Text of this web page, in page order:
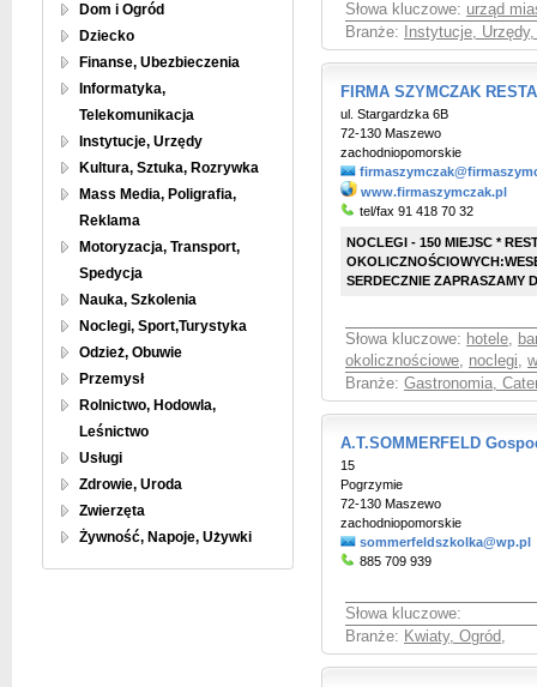
Dom i Ogród
Dziecko
Finanse, Ubezbieczenia
Informatyka,
Telekomunikacja
Instytucje, Urzędy
Kultura, Sztuka, Rozrywka
Mass Media, Poligrafia,
Reklama
Motoryzacja, Transport,
Spedycja
Nauka, Szkolenia
Noclegi, Sport,Turystyka
Odzież, Obuwie
Przemysł
Rolnictwo, Hodowla,
Leśnictwo
Usługi
Zdrowie, Uroda
Zwierzęta
Żywność, Napoje, Używki
Słowa kluczowe: urząd
Branże:
Instytucje,
FIRMA SZYMCZAK
ul. Stargardzka 6B
72-130 Maszewo
zachodniopomorskie
www.firmaszymczak.pl
tel/fax 91 418 70 32
NOCLEGI - 150 MIEJSC *
SERDECZNIE ZAPRASZAMY
Słowa kluczowe: hotele,
okolicznościowe, noclegi,
Branże: Gastronomia,
A.T.SOMMERFELD
15
Pogrzymie
72-130 Maszewo
zachodniopomorskie
sommerfeldszkolka@wp.pl
885 709 939
Słowa kluczowe:
Branże: Kwiaty, Ogród,